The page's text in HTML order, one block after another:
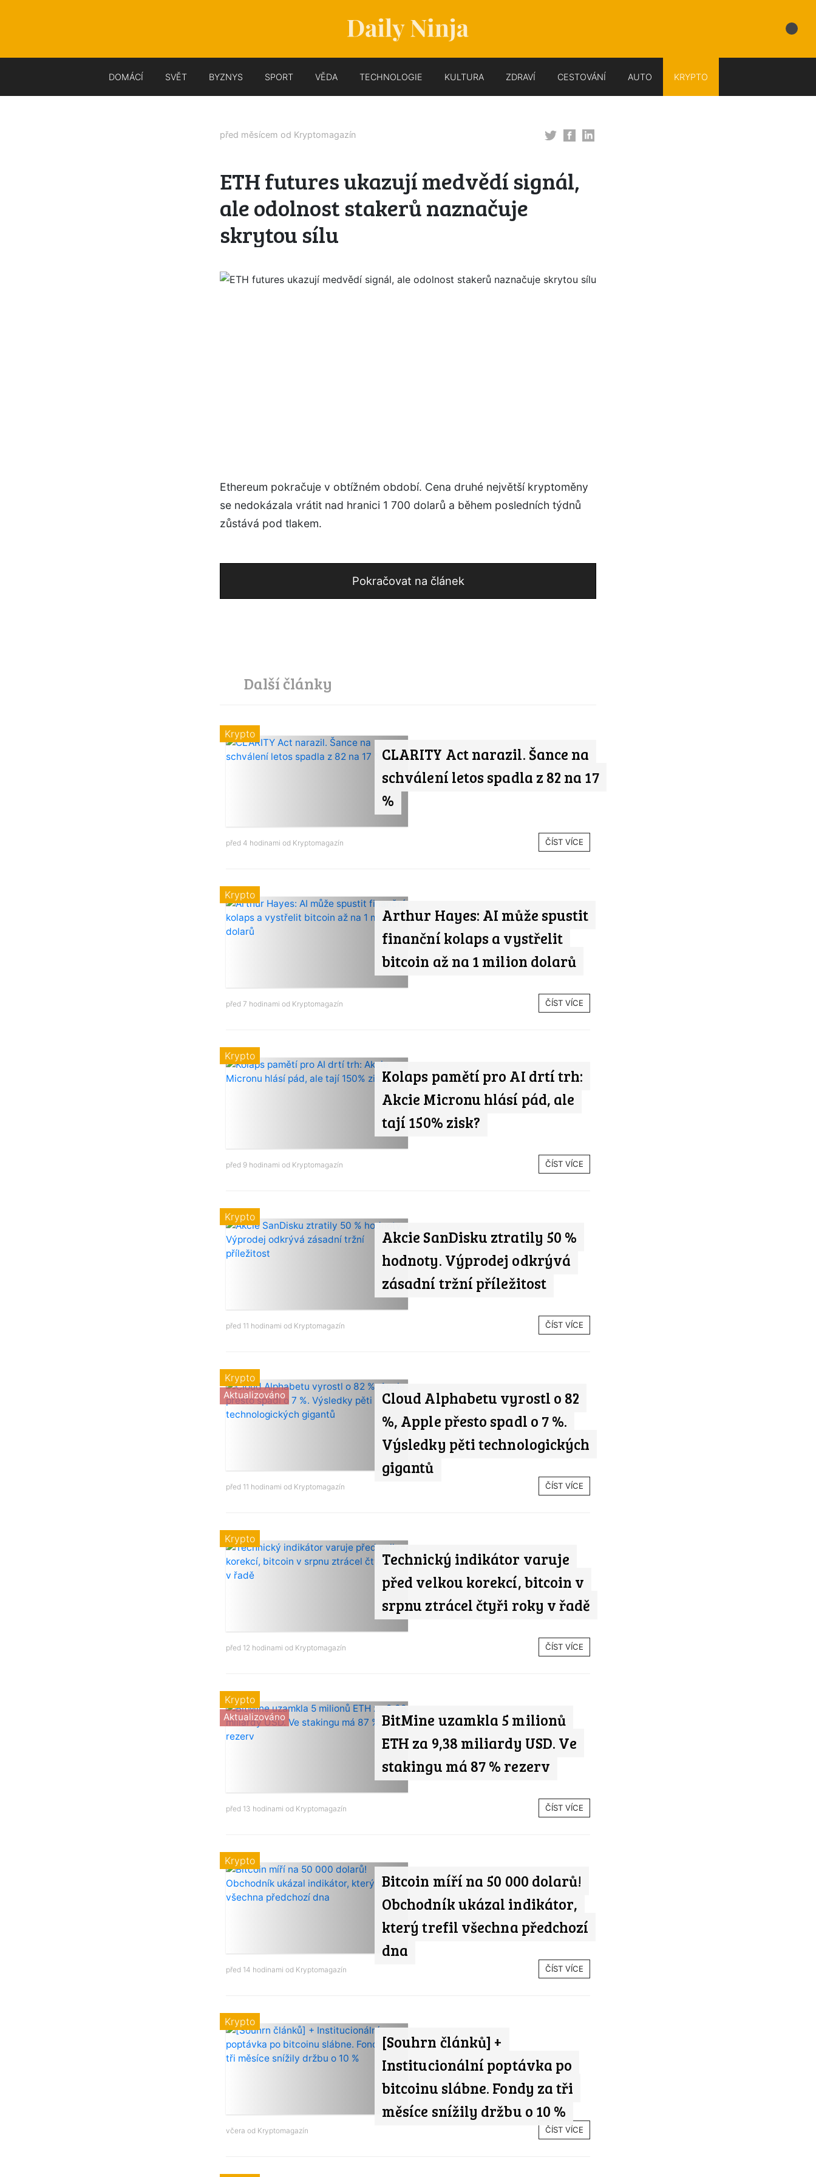
DOMÁCÍ SVĚT BYZNYS SPORT VĚDA TECHNOLOGIE KULTURA ZDRAVÍ CESTOVÁNÍ AUTO KRYPTO
před měsícem od Kryptomagazín
ETH futures ukazují medvědí signál,
ale odolnost stakerů naznačuje
skrytou sílu
Ethereum pokračuje v obtížném období. Cena druhé největší kryptoměny
se nedokázala vrátit nad hranici 1 700 dolarů a během posledních týdnů
zůstává pod tlakem.
Pokračovat na článek
Další články
CLARITY Act narazil. Šance na
schválení letos spadla z 82 na 17
%
Krypto
před 4 hodinami od Kryptomagazín ČÍST VÍCE
Arthur Hayes: AI může spustit
finanční kolaps a vystřelit
bitcoin až na 1 milion dolarů
Krypto
před 7 hodinami od Kryptomagazín ČÍST VÍCE
Kolaps pamětí pro AI drtí trh:
Akcie Micronu hlásí pád, ale
tají 150% zisk?
Krypto
před 9 hodinami od Kryptomagazín ČÍST VÍCE
Akcie SanDisku ztratily 50 %
hodnoty. Výprodej odkrývá
zásadní tržní příležitost
Krypto
před 11 hodinami od Kryptomagazín ČÍST VÍCE
Cloud Alphabetu vyrostl o 82
%, Apple přesto spadl o 7 %.
Výsledky pěti technologických
gigantů
Aktualizováno
Krypto
před 11 hodinami od Kryptomagazín ČÍST VÍCE
Technický indikátor varuje
před velkou korekcí, bitcoin v
srpnu ztrácel čtyři roky v řadě
Krypto
před 12 hodinami od Kryptomagazín ČÍST VÍCE
BitMine uzamkla 5 milionů
ETH za 9,38 miliardy USD. Ve
stakingu má 87 % rezerv
Aktualizováno
Krypto
před 13 hodinami od Kryptomagazín ČÍST VÍCE
Bitcoin míří na 50 000 dolarů!
Obchodník ukázal indikátor,
který trefil všechna předchozí
dna
Krypto
před 14 hodinami od Kryptomagazín ČÍST VÍCE
[Souhrn článků] +
Institucionální poptávka po
bitcoinu slábne. Fondy za tři
měsíce snížily držbu o 10 %
Krypto
včera od Kryptomagazín ČÍST VÍCE